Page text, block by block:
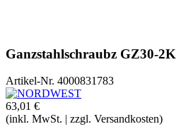
Ganzstahlschraubz GZ30-2K
Artikel-Nr. 4000831783
63,01 €
(inkl. MwSt. | zzgl. Versandkosten)